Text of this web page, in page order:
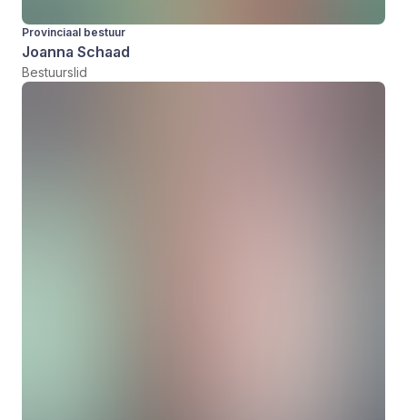
Provinciaal bestuur
Joanna Schaad
Bestuurslid